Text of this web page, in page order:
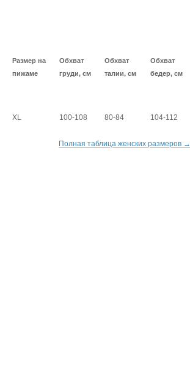
Размер на
пижаме
Обхват
груди, см
Обхват
талии, см
Обхват
бедер, см
XL 100-108 80-84 104-112
Полная таблица женских размеров →